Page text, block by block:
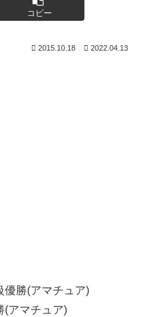
コピー
2015.10.18 2022.04.13
優勝(アマチュア)
(アマチュア)